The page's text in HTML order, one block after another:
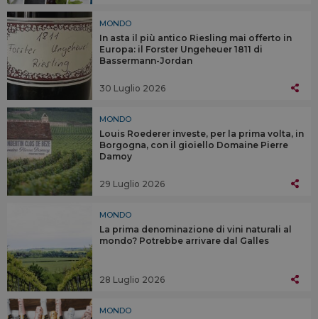
MONDO
In asta il più antico Riesling mai offerto in
Europa: il Forster Ungeheuer 1811 di
Bassermann-Jordan
30 Luglio 2026
MONDO
Louis Roederer investe, per la prima volta, in
Borgogna, con il gioiello Domaine Pierre
Damoy
29 Luglio 2026
MONDO
La prima denominazione di vini naturali al
mondo? Potrebbe arrivare dal Galles
28 Luglio 2026
MONDO